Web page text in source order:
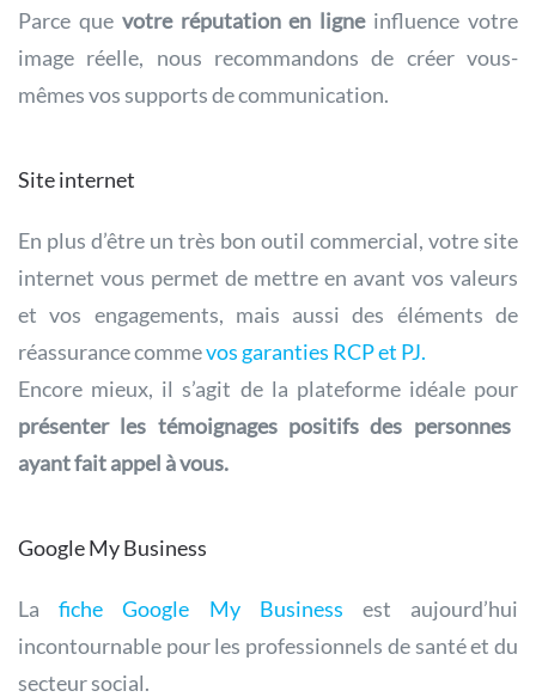
Parce que votre réputation en ligneinfluence votre
image réelle, nous recommandons de créer vous-
mêmes vos supports de communication.
Site internet
En plus d’être un très bon outil commercial, votre site
internet vous permet de mettre en avant vos valeurs
et vos engagements, mais aussi des éléments de
réassurance commevos garanties RCP et PJ.
Encore mieux, il s’agit de la plateforme idéale pour
présenter les témoignages positifs des personnes
ayant fait appel à vous.
Google My Business
Lafiche Google My Business est aujourd’hui
incontournable pour les professionnels de santé et du
secteur social.